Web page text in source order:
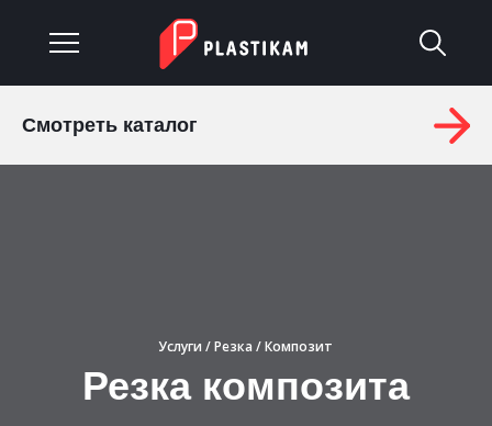
Смотреть каталог
Услуги /Резка / Композит
Резка композита